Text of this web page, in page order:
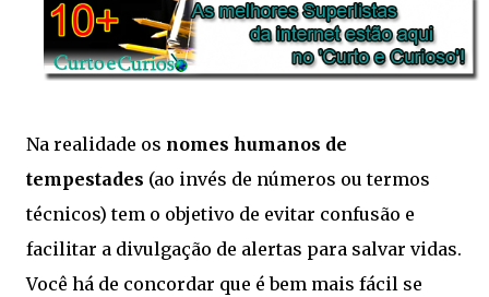
Na realidade os nomes humanos de
tempestades (ao invés de números ou termos
técnicos) tem o objetivo de evitar confusão e
facilitar a divulgação de alertas para salvar vidas.
Você há de concordar que é bem mais fácil se